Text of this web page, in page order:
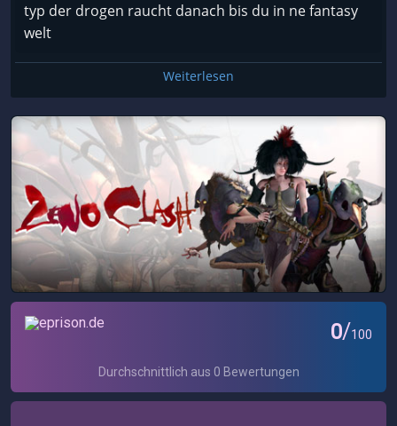
typ der drogen raucht danach bis du in ne fantasy
welt
Weiterlesen